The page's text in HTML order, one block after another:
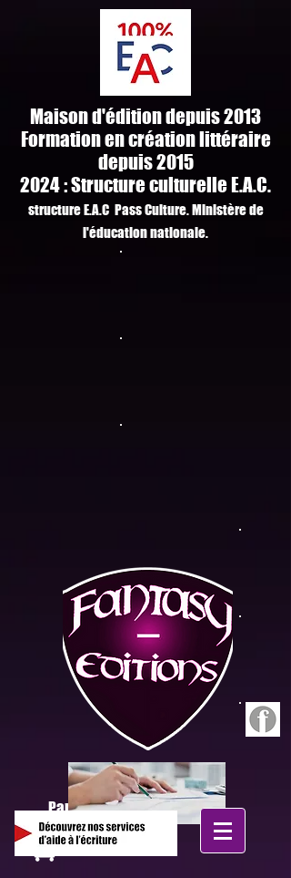
Maison d'édition depuis 2013
Formation en création littéraire
depuis 2015
2024 : Structure culturelle E.A.C.
structure E.A.C Pass Culture. Ministère de
l'éducationnationale.
Panier :